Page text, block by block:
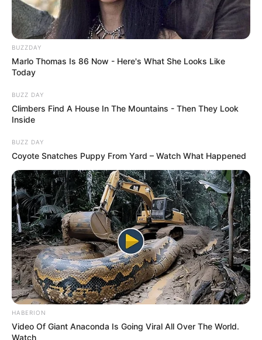
BUZZDAY
Marlo Thomas Is 86 Now - Here's What She Looks Like
Today
BUZZ DAY
Climbers Find A House In The Mountains - Then They Look
Inside
BUZZ DAY
Coyote Snatches Puppy From Yard – Watch What Happened
HABERION
Video Of Giant Anaconda Is Going Viral All Over The World.
Watch